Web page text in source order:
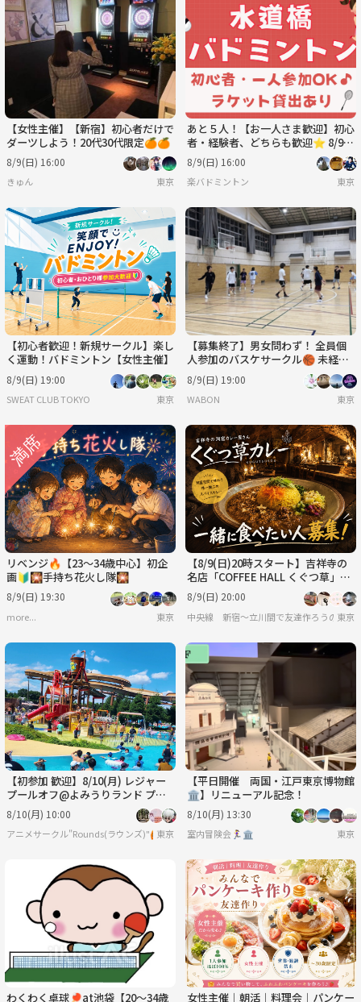
【女性主催】【新宿】初心者だけで
ダーツしよう！20代30代限定🍊🍊
8/9(日) 16:00
きゅん 東京
あと５人！【お一人さま歓迎】初心
者・経験者、どちらも歓迎⭐︎ 8/9
（日）16時〜 水道橋でバドミン
トン⭐︎
8/9(日) 16:00
楽バドミントン 東京
【初心者歓迎！新規サークル】楽し
く運動！バドミントン【女性主催】
8/9(日) 19:00
SWEAT CLUB TOKYO 東京
【募集終了】男女問わず！ 全員個
人参加のバスケサークル🏀 未経
験、女性大歓迎◎エンジョイレベ
ル！
8/9(日) 19:00
WABON 東京
リベンジ🔥【23～34歳中心】初企
画🔰🎇手持ち花火し隊🎇
8/9(日) 19:30
more... 東京
【8/9(日)20時スタート】吉祥寺の
名店「COFFEE HALL くぐつ草」
で、一緒にカレーを食べませんか？
🍛
8/9(日) 20:00
中央線 新宿〜立川間で友達作ろうの会東京
【初参加 歓迎】8/10(月) レジャー
プールオフ@よみうりランド プー
ルWAI ☀️
8/10(月) 10:00
アニメサークル"Rounds(ラウンズ)"🙆東京
【平日開催 両国・江戸東京博物館
🏛️】リニューアル記念！
8/10(月) 13:30
室内冒険会🏃‍♀️🏛 東京
わくわく卓球🏓at池袋【20〜34歳 女性主催｜朝活｜料理会｜パンケー